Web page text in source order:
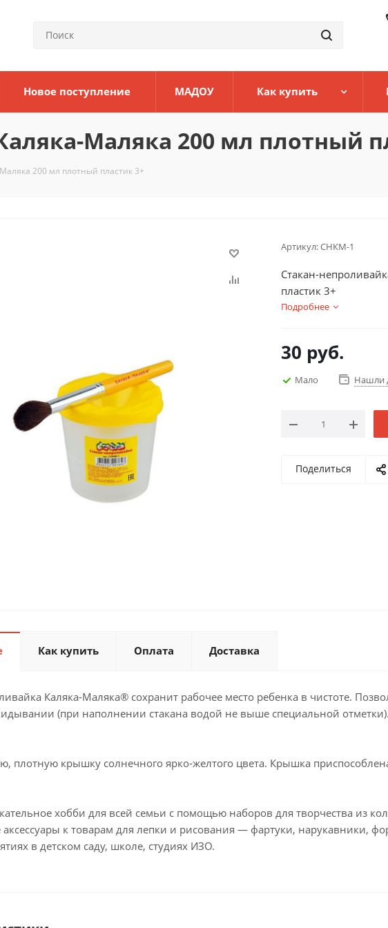
Новое поступление МАДОУ Как купить
Маляка 200 мл плотный
200 мл плотный пластик 3+
Артикул:СНКМ-1
Стакан-
пластик 3+
Подробнее
30 руб.
Мало Нашли
Поделиться
Как купить Оплата Доставка
Каляка-Маляка® сохранит рабочее место ребенка в чистоте.
(при наполнении стакана водой не выше специальной отметки).
плотную крышку солнечного ярко-желтого цвета. Крышка
хобби для всей семьи с помощью наборов для творчества из
к товарам для лепки и рисования — фартуки, нарукавники,
в детском саду, школе, студиях ИЗО.